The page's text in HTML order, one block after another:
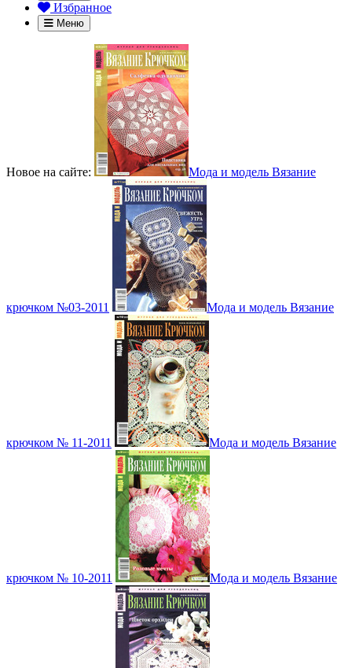
Избранное
Меню
Новое на сайте: Мода и модель Вязание
крючком №03-2011 Мода и модель Вязание
крючком № 11-2011 Мода и модель Вязание
крючком № 10-2011 Мода и модель Вязание